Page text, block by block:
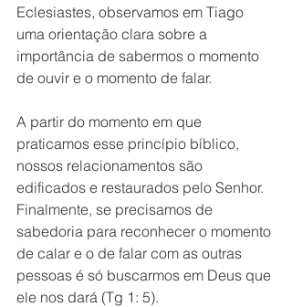
Eclesiastes, observamos em Tiago
uma orientação clara sobre a
importância de sabermos o momento
de ouvir e o momento de falar.
A partir do momento em que
praticamos esse princípio bíblico,
nossos relacionamentos são
edificados e restaurados pelo Senhor.
Finalmente, se precisamos de
sabedoria para reconhecer o momento
de calar e o de falar com as outras
pessoas é só buscarmos em Deus que
ele nos dará (Tg 1: 5).